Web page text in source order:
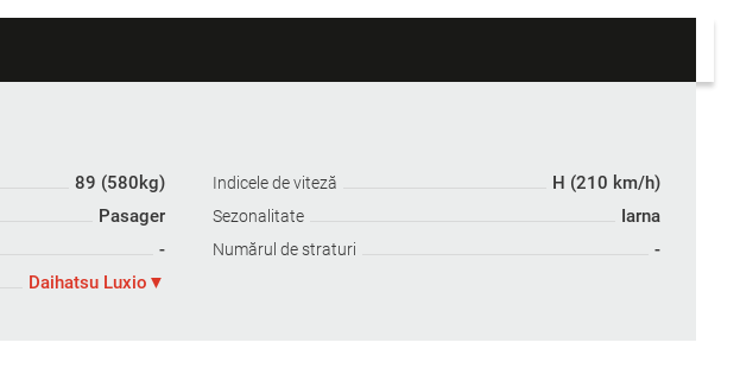
89 (580kg) Indicele de viteză H (210 km/h)
Pasager Sezonalitate Iarna
- Numărul de straturi -
Daihatsu Luxio